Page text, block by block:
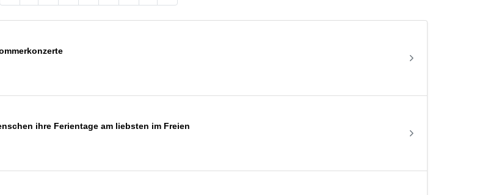
ihre Ferientage am liebsten im Freien